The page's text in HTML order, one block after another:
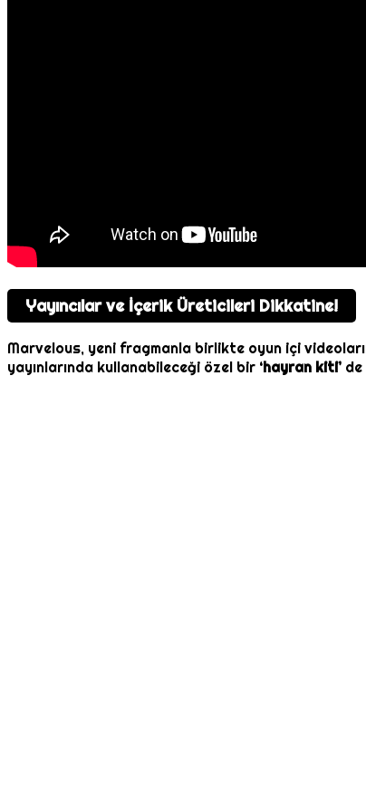
Yayıncılar ve İçerik Üreticileri Dikkatine!
Marvelous, yeni fragmanla birlikte oyun içi
yayınlarında kullanabileceği özel bir ‘hayran kiti’ de